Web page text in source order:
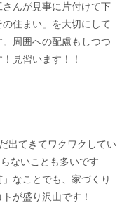
んが見事に片付けて下
住まい」を大切にして
周囲への配慮もしつつ
見習います！！
出てきてワクワクしてい
ないことも多いです
なことでも、家づくり
が盛り沢山です！